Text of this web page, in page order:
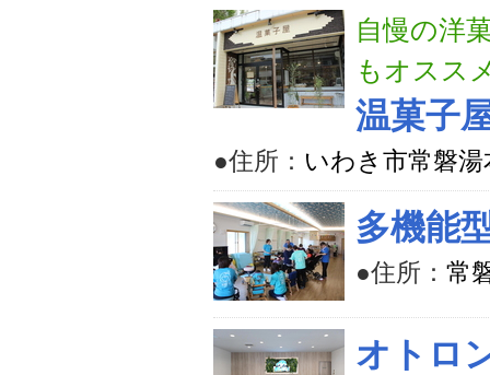
自慢の洋
もオスス
温菓子
●住所： いわき市常磐
多機能
●住所： 常
オトロ